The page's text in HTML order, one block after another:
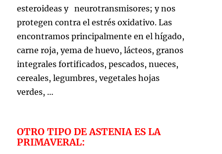
esteroideas y neurotransmisores; y nos
protegen contra el estrés oxidativo. Las
encontramos principalmente en el hígado,
carne roja, yema de huevo, lácteos, granos
integrales fortificados, pescados, nueces,
cereales, legumbres, vegetales hojas
verdes, …
OTRO TIPO DE ASTENIA ES LA
PRIMAVERAL: